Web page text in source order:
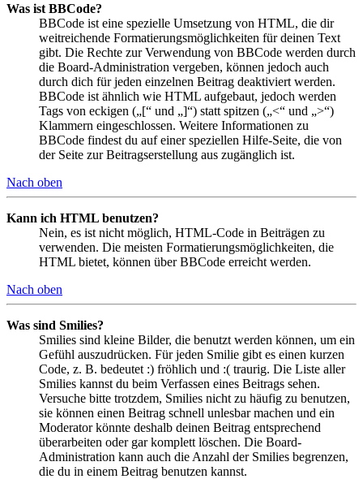
Was ist BBCode?
BBCode ist eine spezielle Umsetzung von HTML, die dir
weitreichende Formatierungsmöglichkeiten für deinen Text
gibt. Die Rechte zur Verwendung von BBCode werden durch
die Board-Administration vergeben, können jedoch auch
durch dich für jeden einzelnen Beitrag deaktiviert werden.
BBCode ist ähnlich wie HTML aufgebaut, jedoch werden
Tags von eckigen („[“ und „]“) statt spitzen („<“ und „>“)
Klammern eingeschlossen. Weitere Informationen zu
BBCode findest du auf einer speziellen Hilfe-Seite, die von
der Seite zur Beitragserstellung aus zugänglich ist.
Nach oben
Kann ich HTML benutzen?
Nein, es ist nicht möglich, HTML-Code in Beiträgen zu
verwenden. Die meisten Formatierungsmöglichkeiten, die
HTML bietet, können über BBCode erreicht werden.
Nach oben
Was sind Smilies?
Smilies sind kleine Bilder, die benutzt werden können, um ein
Gefühl auszudrücken. Für jeden Smilie gibt es einen kurzen
Code, z. B. bedeutet :) fröhlich und :( traurig. Die Liste aller
Smilies kannst du beim Verfassen eines Beitrags sehen.
Versuche bitte trotzdem, Smilies nicht zu häufig zu benutzen,
sie können einen Beitrag schnell unlesbar machen und ein
Moderator könnte deshalb deinen Beitrag entsprechend
überarbeiten oder gar komplett löschen. Die Board-
Administration kann auch die Anzahl der Smilies begrenzen,
die du in einem Beitrag benutzen kannst.